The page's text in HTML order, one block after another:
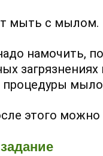
мыть с мылом.
намочить,
процедуры
этого можно